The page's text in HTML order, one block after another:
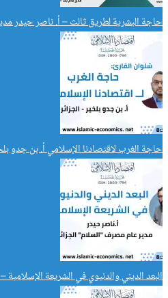
حاجة البشرية لطريق ثالث – أ. ناصر حيدر
حاجة الغرب لاقتصادنا الإسلامي أ. بن جدو
البعد الديني والدنيوي في الشريعة